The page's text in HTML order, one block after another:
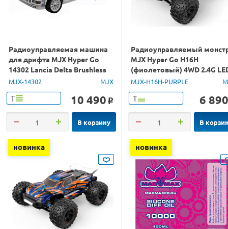
Радиоуправляемая машина
для дрифта MJX Hyper Go
14302 Lancia Delta Brushless
4WD 2.4G LED 1/14 RTR
MJX-14302 MJX
Т 10 490 o
В корзину
Радиоуправляемый
MJX Hyper Go H16H
(фиолетовый) 4WD 2.4G
GPS 1/16 RTR
MJX-H16H-PURPLE
Т 6 890
В
новинка новинка